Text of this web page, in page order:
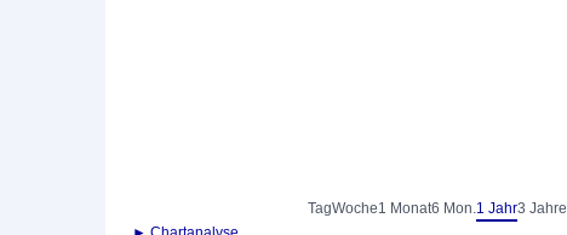
TagWoche1 Monat6 Mon.1 Jahr3 Jahre